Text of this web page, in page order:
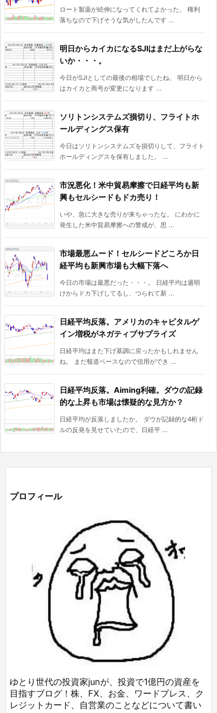
ロート製薬が続伸になってくれてよかった。 権利
落ちなので下げそうな気がしたんです ...
明日からカイカになるSJIはまだ上がらな
いか・・・。
今日がSJIとしての最後の相場でしたね。 明日から
はカイカと商号が変更になります ...
ソリトンシステムズ損切り、フライトホ
ールディングス保有
今日はソリトンシステムズを損切りして、フライト
ホールディングスを保有しました。 ...
市況悪化！米中貿易摩擦で日経平均も新
興もセルシードもドカ売り！
いや、急に大きな売りが来ちゃったな。 にわかに
発生した米中貿易摩擦への警戒が、思 ...
市場最悪ムード！セルシードどころか日
経平均も新興市場も大幅下落へ
今日の市場は最悪だった・・・。 日経平均は週明
けからドカ下げしてるし、つられて新 ...
日経平均反落。アメリカのキャピタルゲ
イン増税がネガティブサプライズ
日経平均はまた下げ基調に戻ったかもしれません
ね。 まだ報道ベースなので信用ができ ...
日経平均反落。Aiming利確。ダウの記録
的な上昇も市場は懐疑的な見方か？
日経平均が反落しましたか。 ダウが記録的な4桁ド
ルの反発を見せていたので、日経平 ...
プロフィール
ゆとり世代の投資家junが、投資で1億円の資産を
目指すブログ！株、FX、お金、ワードプレス、ク
レジットカード、自営業のことなどについて書い